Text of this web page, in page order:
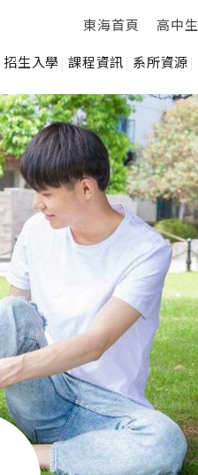
東海首頁 高中
招生入學 課程資訊 系所資源